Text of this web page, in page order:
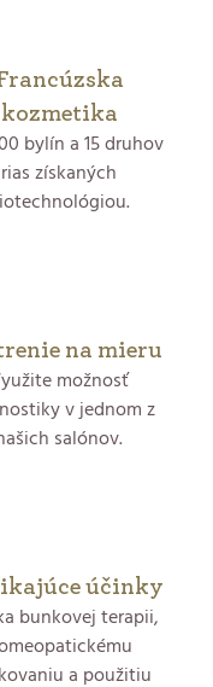
kozmetika
bylín a 15 druhov
rias získaných
na mieru
možnosť
v jednom z
salónov.
účinky
bunkovej terapii,
a použitiu